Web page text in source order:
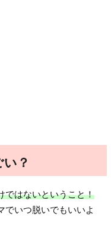
？
ではないということ！
でいつ脱いでもいいよ